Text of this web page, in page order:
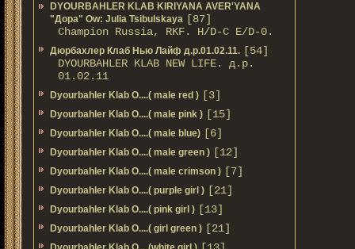
DYOURBAHLER KLAB KIRIYANA AVER'YANA
"Дора" Ow: Julia Tsibulskaya [87]
Champion Russia, RKF. H/D-С E/D-0.
Дюрбахлер Клаб Нью Лайф д.р.01.02.11. [54]
DYOURBAHLER KLAB NEW LIFE. д.р.
01.02.11
Dyourbahler Klab O....( male red ) [3]
Dyourbahler Klab O....( male pink ) [15]
Dyourbahler Klab O....( male blue) [6]
Dyourbahler Klab O....( male green ) [12]
Dyourbahler Klab O....( male crimson ) [7]
Dyourbahler Klab O....( purple girl ) [21]
Dyourbahler Klab O....( pink girl ) [13]
Dyourbahler Klab O....( girl green ) [21]